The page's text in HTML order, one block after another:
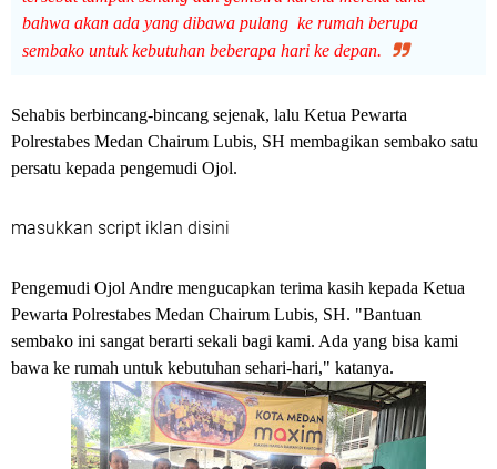
bahwa akan ada yang dibawa pulang ke rumah berupa
sembako untuk kebutuhan beberapa hari ke depan.
Sehabis berbincang-bincang sejenak, lalu Ketua Pewarta
Polrestabes Medan Chairum Lubis, SH membagikan sembako satu
persatu kepada pengemudi Ojol.
masukkan script iklan disini
Pengemudi Ojol Andre mengucapkan terima kasih kepada Ketua
Pewarta Polrestabes Medan Chairum Lubis, SH. "Bantuan
sembako ini sangat berarti sekali bagi kami. Ada yang bisa kami
bawa ke rumah untuk kebutuhan sehari-hari," katanya.